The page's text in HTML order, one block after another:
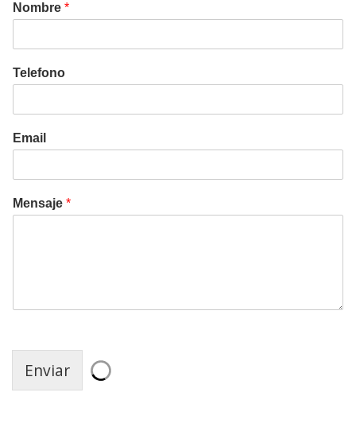
Nombre *
Telefono
Email
Mensaje *
Enviar